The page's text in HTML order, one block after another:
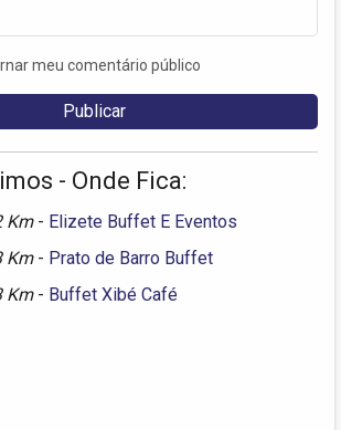
meu comentário público
- Onde Fica:
Km - Elizete Buffet E Eventos
Km - Prato de Barro Buffet
Km - Buffet Xibé Café